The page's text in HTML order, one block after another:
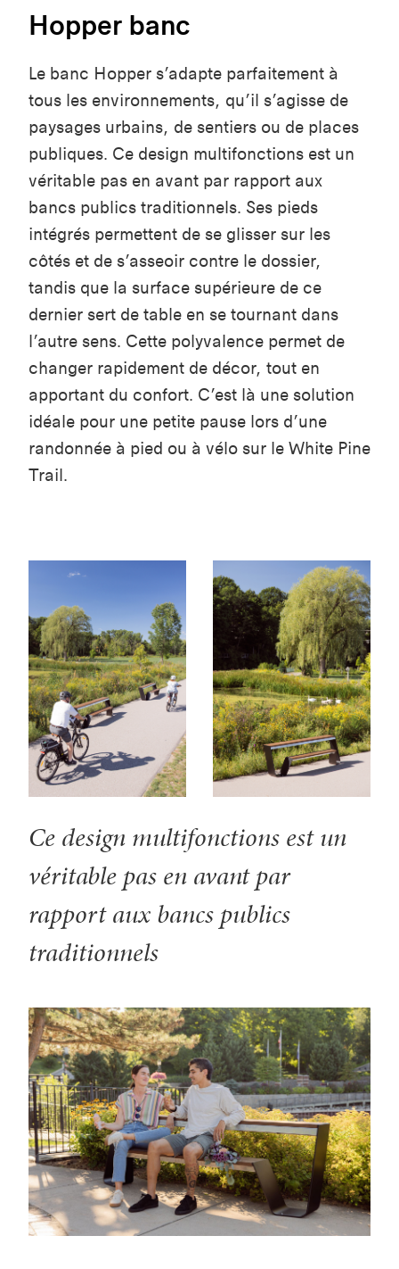
Hopper banc
Le banc Hopper s’adapte parfaitement à
tous les environnements, qu’il s’agisse de
paysages urbains, de sentiers ou de places
publiques. Ce design multifonctions est un
véritable pas en avant par rapport aux
bancs publics traditionnels. Ses pieds
intégrés permettent de se glisser sur les
côtés et de s’asseoir contre le dossier,
tandis que la surface supérieure de ce
dernier sert de table en se tournant dans
l’autre sens. Cette polyvalence permet de
changer rapidement de décor, tout en
apportant du confort. C’est là une solution
idéale pour une petite pause lors d’une
randonnée à pied ou à vélo sur le White Pine
Trail.
Ce design multifonctions est un
véritable pas en avant par
rapport aux bancs publics
traditionnels